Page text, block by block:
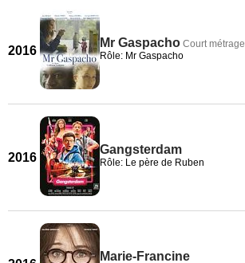
2016
Mr Gaspacho Court métrage
Rôle: Mr Gaspacho
2016
Gangsterdam
Rôle: Le père de Ruben
Marie-Francine